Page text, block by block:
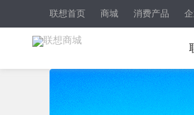
联想首页 商城 消费产品